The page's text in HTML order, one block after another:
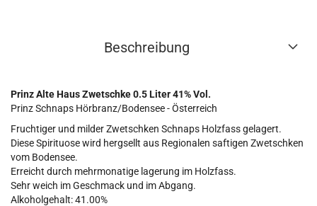
Beschreibung
Prinz Alte Haus Zwetschke 0.5 Liter 41% Vol.
Prinz Schnaps Hörbranz/Bodensee - Österreich
Fruchtiger und milder Zwetschken Schnaps Holzfass gelagert.
Diese Spirituose wird hergsellt aus Regionalen saftigen Zwetschken
vom Bodensee.
Erreicht durch mehrmonatige lagerung im Holzfass.
Sehr weich im Geschmack und im Abgang.
Alkoholgehalt: 41.00%